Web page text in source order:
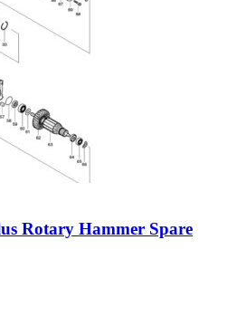
Rotary Hammer Spare